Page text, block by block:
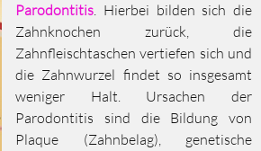
Parodontitis . Hierbei bilden sich die
Zahnknochen zurück, die
Zahnfleischtaschen vertiefen sich und
die Zahnwurzel findet so insgesamt
weniger Halt. Ursachen der
Parodontitis sind die Bildung von
Plaque (Zahnbelag), genetische